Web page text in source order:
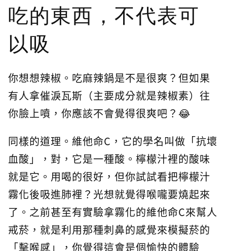
吃的東西，不代表可
以吸
你想想辣椒。吃麻辣鍋是不是很爽？但如果
有人拿催淚瓦斯（主要成分就是辣椒素）往
你臉上噴，你應該不會覺得很爽吧？😂
同樣的道理。維他命C，它的學名叫做「抗壞
血酸」，對，它是一種酸。檸檬汁裡的酸味
就是它。用喝的很好，但你試試看把檸檬汁
霧化後吸進肺裡？光想就覺得喉嚨要燒起來
了。之前甚至有實驗拿霧化的維他命C來幫人
戒菸，就是利用那種刺鼻的感覺來模擬菸的
「擊喉感」，你覺得這會是個愉快的體驗